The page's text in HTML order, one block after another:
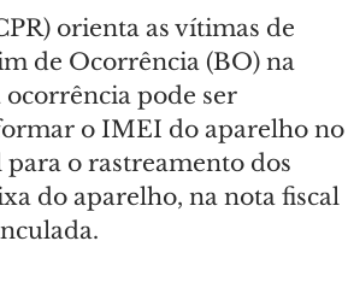
orienta as vítimas de
de Ocorrência (BO) na
ocorrência pode ser
o IMEI do aparelho no
o rastreamento dos
do aparelho, na nota fiscal